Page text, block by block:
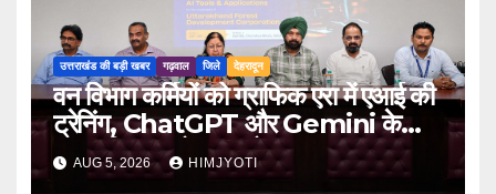
उत्तराखंड की बड़ी खबर गढ़वाल जिले देहरादून
वन विभाग कर्मियों को ग्राफिक एरा में एआई की
ट्रेनिंग, ChatGPT और Gemini के
व्यावहारिक उपयोग पर फोकस
AUG 5, 2026 HIMJYOTI